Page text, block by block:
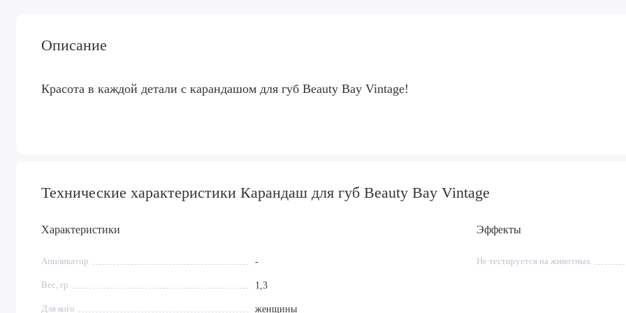
Описание
Красота в каждой детали с карандашом для губ Beauty Bay Vintage!
Технические характеристики Карандаш для губ Beauty Bay Vintage
Характеристики
Аппликатор -
Вес, гр 1,3
Для кого женщины
Эффекты
Не тестируется на животных